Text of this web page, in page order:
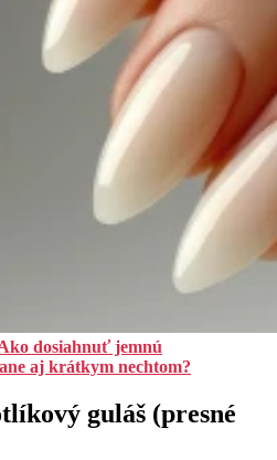
dosiahnuť jemnú
aj krátkym nechtom?
guláš (presné